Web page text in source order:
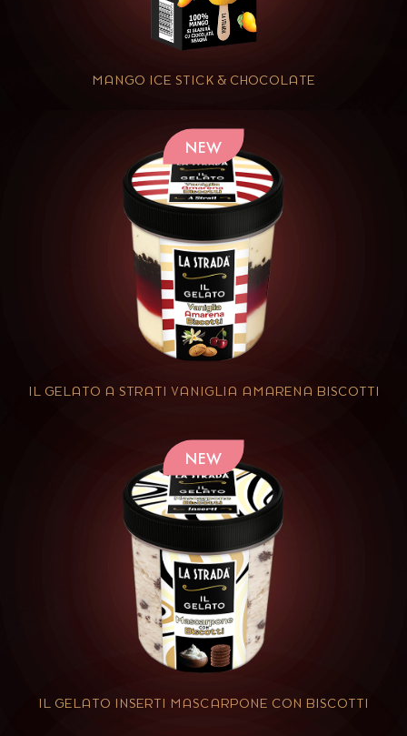
MANGO ICE STICK & CHOCOLATE
NEW
IL GELATO A STRATI VANIGLIA AMARENA BISCOTTI
NEW
IL GELATO INSERTI MASCARPONE CON BISCOTTI